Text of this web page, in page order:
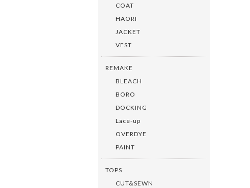
COAT
HAORI
JACKET
VEST
REMAKE
BLEACH
BORO
DOCKING
Lace-up
OVERDYE
PAINT
TOPS
CUT&SEWN